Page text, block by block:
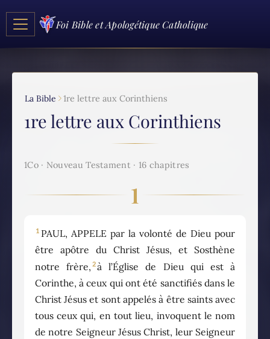
Foi Bible et Apologétique Catholique
La Bible 1re lettre aux Corinthiens
1re lettre aux Corinthiens
1Co · Nouveau Testament · 16 chapitres
1
1 PAUL, APPELE par la volonté de Dieu pour
être apôtre du Christ Jésus, et Sosthène
notre frère, 2à l’Église de Dieu qui est à
Corinthe, à ceux qui ont été sanctifiés dans le
Christ Jésus et sont appelés à être saints avec
tous ceux qui, en tout lieu, invoquent le nom
de notre Seigneur Jésus Christ, leur Seigneur